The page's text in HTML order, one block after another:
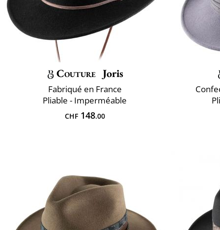
Couture Joris
Fabriqué en France
Pliable - Imperméable
CHF148.00